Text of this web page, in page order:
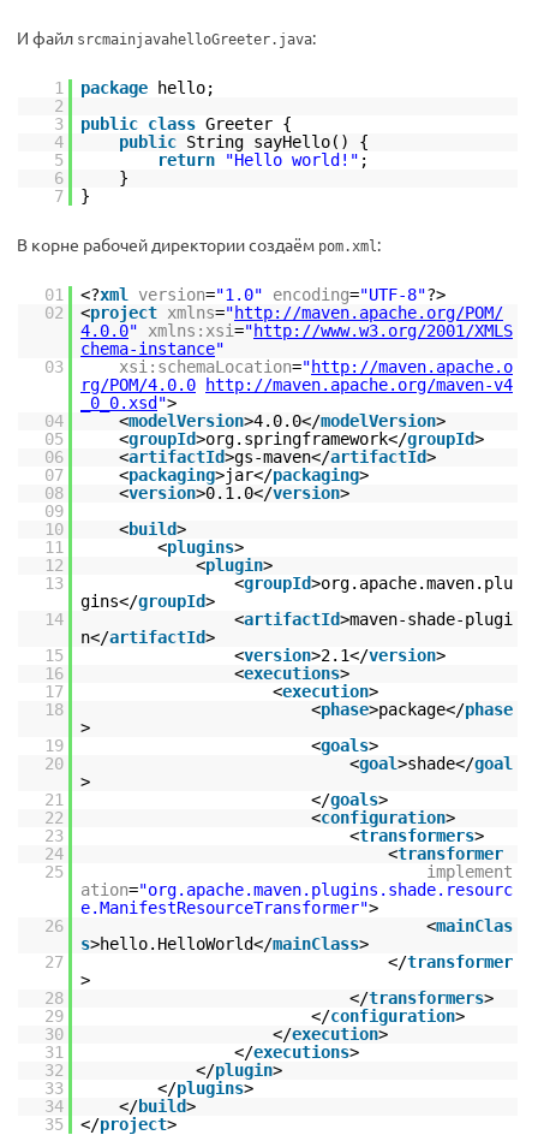
И файл srcmainjavahelloGreeter.java:
1 package
hello;
2
3
public class Greeter {
4
public String sayHello() {
5
return "Hello world!" ;
6
}
7
}
В корне рабочей директории создаём pom.xml:
01 <?xml version="1.0" encoding="UTF-8"?>
02
<project xmlns="http://maven.apache.org/POM/
4.0.0" xmlns:xsi="http://www.w3.org/2001/XMLS
chema-instance"
03
xsi:schemaLocation="http://maven.apache.o
rg/POM/4.0.0
http://maven.apache.org/maven-v4
_0_0.xsd ">
04
<modelVersion>4.0.0</modelVersion>
05
<groupId>org.springframework</groupId>
06
<artifactId>gs-maven</artifactId>
07
<packaging>jar</packaging>
08
<version>0.1.0</version>
09
10
<build>
11
<plugins>
12
<plugin>
13
<groupId>org.apache.maven.plu
gins</groupId>
14
<artifactId>maven-shade-plugi
n</artifactId>
15
<version>2.1</version>
16
<executions>
17
<execution>
18
<phase>package</phase
>
19
<goals>
20
<goal>shade</goal
>
21
</goals>
22
<configuration>
23
<transformers>
24
<transformer
25
implement
ation="org.apache.maven.plugins.shade.resourc
e.ManifestResourceTransformer">
26
<mainClas
s>hello.HelloWorld</mainClass>
27
</transformer
>
28
</transformers>
29
</configuration>
30
</execution>
31
</executions>
32
</plugin>
33
</plugins>
34
</build>
35
</project>